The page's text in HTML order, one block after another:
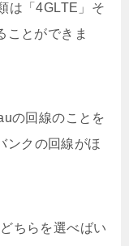
は「4GLTE」そ
ことができま
の回線のことを
ンクの回線がほ
ちらを選べばい